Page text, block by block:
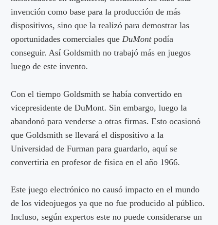
invención como base para la producción de más
dispositivos, sino que la realizó para demostrar las
oportunidades comerciales que DuMontpodía
conseguir. Así Goldsmith no trabajó más en juegos
luego de este invento.
Con el tiempo Goldsmith se había convertido en
vicepresidente de DuMont. Sin embargo, luego la
abandonó para venderse a otras firmas. Esto ocasionó
que Goldsmith se llevará el dispositivo a la
Universidad de Furman para guardarlo, aquí se
convertiría en profesor de física en el año 1966.
Este juego electrónico no causó impacto en el mundo
de los videojuegos ya que no fue producido al público.
Incluso, según expertos este no puede considerarse un